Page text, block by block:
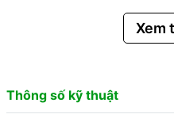
Xem
Thông số kỹ thuật